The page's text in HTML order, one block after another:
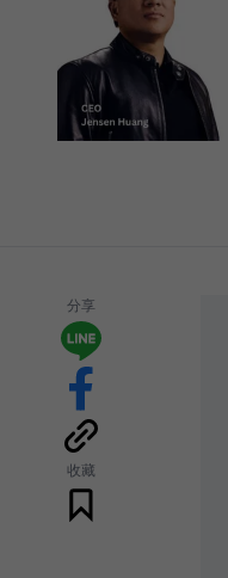
分享
收藏